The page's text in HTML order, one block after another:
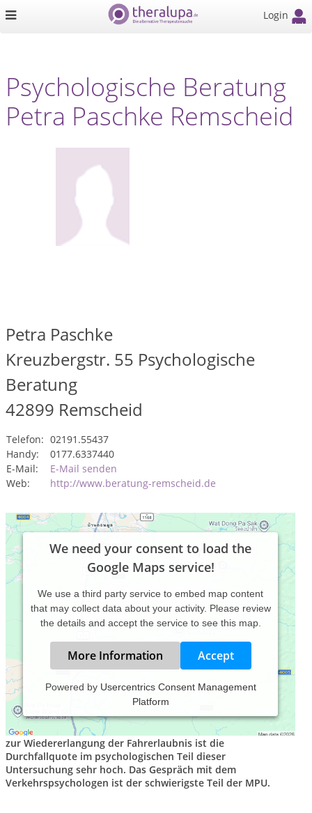
Login
Psychologische Beratung
Petra Paschke Remscheid
Petra Paschke
Kreuzbergstr. 55 Psychologische
Beratung
42899 Remscheid
Telefon: 02191.55437
Handy:
0177.6337440
E-Mail:
E-Mail senden
Web:
http://www.beratung-remscheid.de
We need your consent to load the
Google Maps service!
We use a third party service to embed map content
that may collect data about your activity. Please review
the details and accept the service to see this map.
More Information Accept
Powered by Usercentrics Consent Management
Platform
MPU-Beratung und Vorbereitung mit sehr guter Erfolgsquote.
Bei der medizinisch-psychologischen Untersuchung (MPU)
zur Wiedererlangung der Fahrerlaubnis ist die
Durchfallquote im psychologischen Teil dieser
Untersuchung sehr hoch. Das Gespräch mit dem
Verkehrspsychologen ist der schwierigste Teil der MPU.